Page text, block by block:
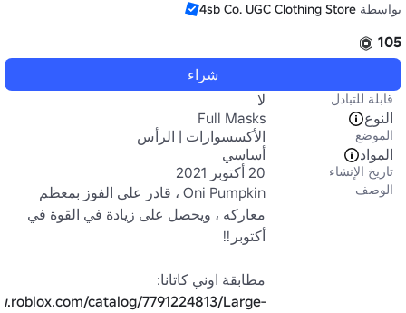
بواسطة 4sb Co. UGC Clothing Store
105
شراء
قابلة للتبادل
لا
النوع
Full Masks
الموضع
الأكسسوارات | الرأس
المواد
أساسي
تاريخ الإنشاء 20 أكتوبر 2021
الوصف
مطابقة اوني كاتانا:
catalog/7791224813/Large-